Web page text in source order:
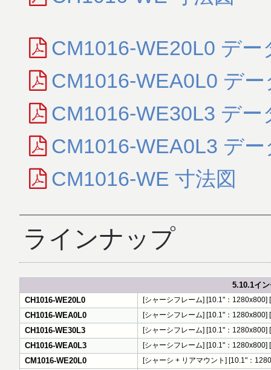
CM1016-WE20L0 デー
CM1016-WEA0L0 デ
CM1016-WE30L3 デー
CM1016-WEA0L3 デ
CM1016-WE 寸法図
ラインナップ
5.10.1イ
CH1016-WE20L0
[シャーシフレーム] [10.1"：
CH1016-WEA0L0 [シャーシフレーム] [10.1"：1280x800] [
CH1016-WE30L3 [シャーシフレーム] [10.1"：1280x800]
CH1016-WEA0L3 [シャーシフレーム] [10.1"：1280x800] [
CM1016-WE20L0 [シャーシ + リアマウント] [10.1"：